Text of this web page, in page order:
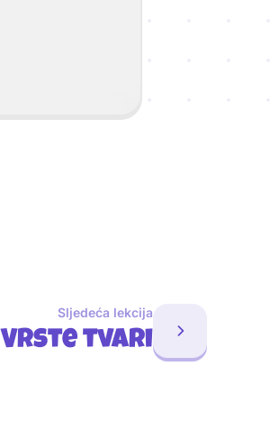
Sljedeća lekcija
Vrste tvari